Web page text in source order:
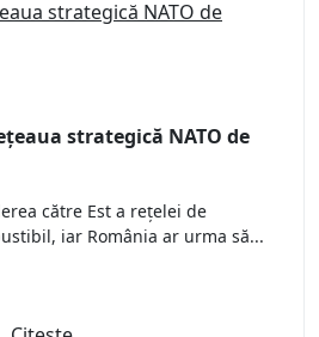
strategică NATO de
către Est a rețelei de
iar România ar urma să...